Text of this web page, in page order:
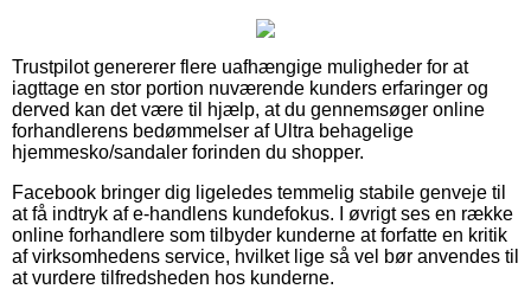
Trustpilot genererer flere uafhængige muligheder for at
iagttage en stor portion nuværende kunders erfaringer og
derved kan det være til hjælp, at du gennemsøger online
forhandlerens bedømmelser af Ultra behagelige
hjemmesko/sandaler forinden du shopper.
Facebook bringer dig ligeledes temmelig stabile genveje til
at få indtryk af e-handlens kundefokus. I øvrigt ses en række
online forhandlere som tilbyder kunderne at forfatte en kritik
af virksomhedens service, hvilket lige så vel bør anvendes til
at vurdere tilfredsheden hos kunderne.